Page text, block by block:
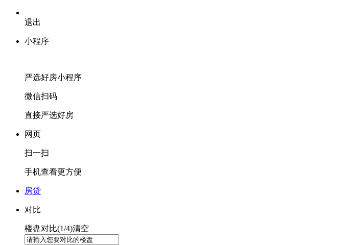
退出
小程序
严选好房小程序
微信扫码
直接严选好房
网页
扫一扫
手机查看更方便
房贷
对比
楼盘对比(1/4)清空